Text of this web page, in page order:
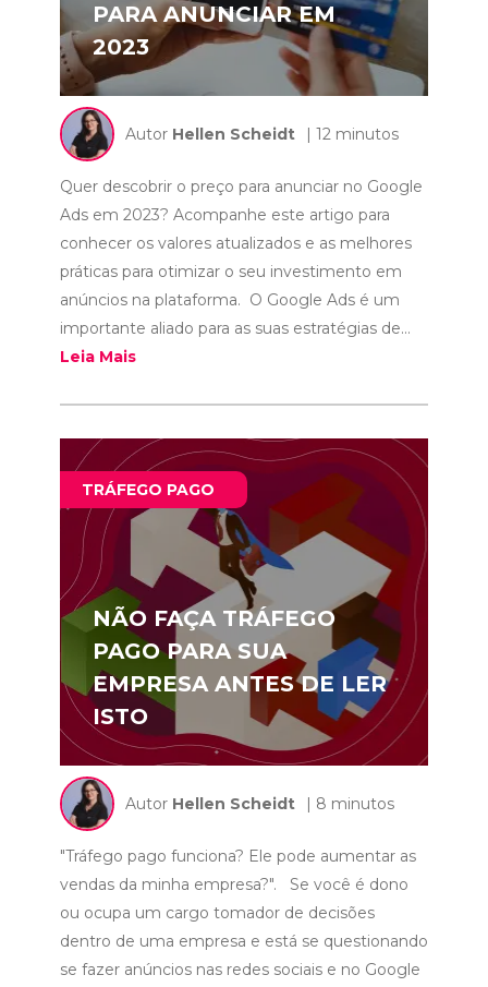
PARA ANUNCIAR EM
2023
Autor Hellen Scheidt | 12 minutos
Quer descobrir o preço para anunciar no Google
Ads em 2023? Acompanhe este artigo para
conhecer os valores atualizados e as melhores
práticas para otimizar o seu investimento em
anúncios na plataforma. O Google Ads é um
importante aliado para as suas estratégias de...
Leia Mais
TRÁFEGO PAGO
NÃO FAÇA TRÁFEGO
PAGO PARA SUA
EMPRESA ANTES DE LER
ISTO
Autor Hellen Scheidt | 8 minutos
"Tráfego pago funciona? Ele pode aumentar as
vendas da minha empresa?". Se você é dono
ou ocupa um cargo tomador de decisões
dentro de uma empresa e está se questionando
se fazer anúncios nas redes sociais e no Google